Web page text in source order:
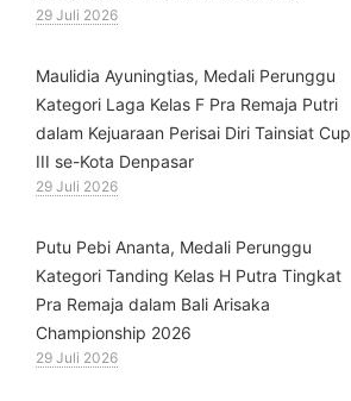
29 Juli 2026
⁠Maulidia Ayuningtias, Medali Perunggu
Kategori Laga Kelas F Pra Remaja Putri
dalam Kejuaraan Perisai Diri Tainsiat Cup
III se-Kota Denpasar
29 Juli 2026
Putu Pebi Ananta, Medali Perunggu
Kategori Tanding Kelas H Putra Tingkat
Pra Remaja dalam Bali Arisaka
Championship 2026
29 Juli 2026